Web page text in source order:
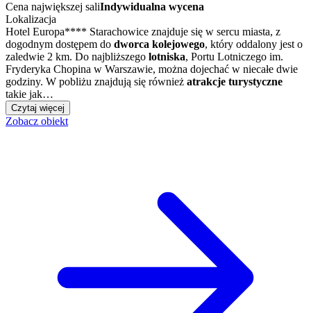
Cena największej saliIndywidualna wycena
Lokalizacja
Hotel Europa**** Starachowice znajduje się w sercu miasta, z
dogodnym dostępem do dworca kolejowego, który oddalony jest o
zaledwie 2 km. Do najbliższego lotniska, Portu Lotniczego im.
Fryderyka Chopina w Warszawie, można dojechać w niecałe dwie
godziny. W pobliżu znajdują się również atrakcje turystyczne
takie jak…
Czytaj więcej
Zobacz obiekt